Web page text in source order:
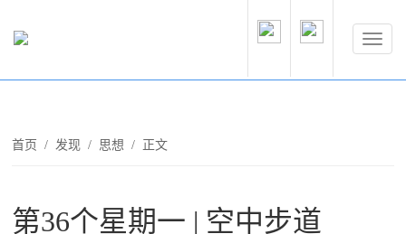
首页 /发现 / 思想 / 正文
第36个星期一 | 空中步道